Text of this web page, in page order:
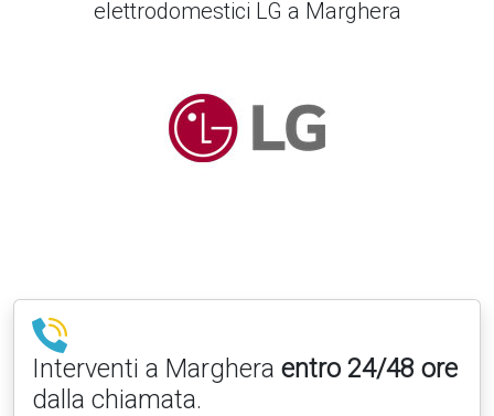
elettrodomestici LG a Marghera
Interventi a Marghera entro 24/48 ore
dalla chiamata.